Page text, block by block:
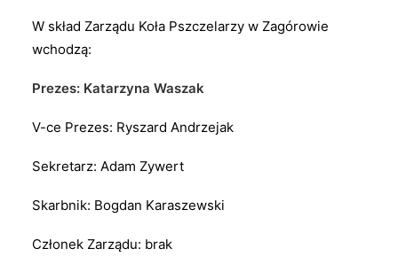
W skład Zarządu Koła Pszczelarzy w Zagórowie
wchodzą:
Prezes: Katarzyna Waszak
V-ce Prezes: Ryszard Andrzejak
Sekretarz: Adam Zywert
Skarbnik: Bogdan Karaszewski
Członek Zarządu: brak